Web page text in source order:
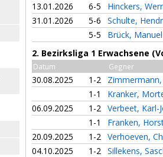
13.01.2026 6-5
Hinckers,
31.01.2026
5-6
Schulte,
5-5
Brück,
2. Bezirksliga 1 Erwachsene
Datum Gegner
30.08.2025 1-2
1-1
Kranker,
06.09.2025
1-2 Verbeet, Karl-
1-1
Franken,
20.09.2025
1-2 Verhoeven,
04.10.2025
1-2 Sillekens,